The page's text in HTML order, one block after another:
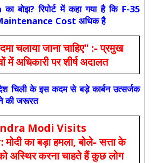
बोझ? रिपोर्ट में कहा गया है कि F-35
Cost अधिक है
चलाया जाना चाहिए" :- प्रमुख
में अधिकारी पर शीर्ष अदालत
देश चिली के इस कदम से बड़े कार्बन उत्सर्जक
की जरूरत
Modi Visits
का बड़ा हमला, बोले- सत्ता के
अस्थिर करना चाहते हैं कुछ लोग